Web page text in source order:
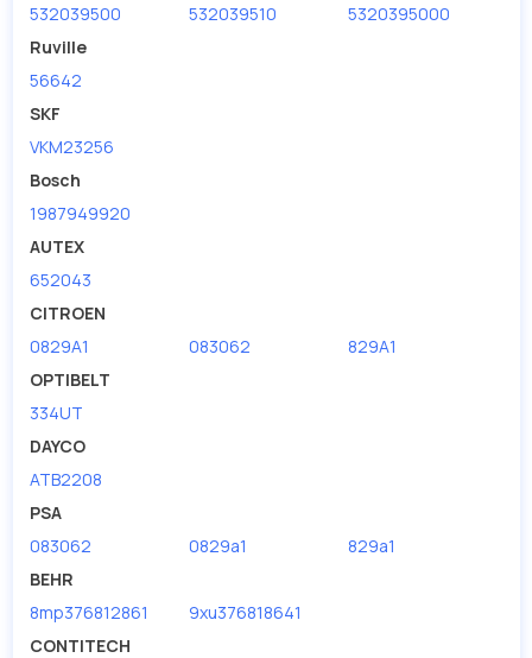
532039500
532039510
5320395000
Ruville
56642
SKF
VKM23256
Bosch
1987949920
AUTEX
652043
CITROEN
0829A1
083062
829A1
OPTIBELT
334UT
DAYCO
ATB2208
PSA
083062
0829a1
829a1
BEHR
8mp376812861
9xu376818641
CONTITECH